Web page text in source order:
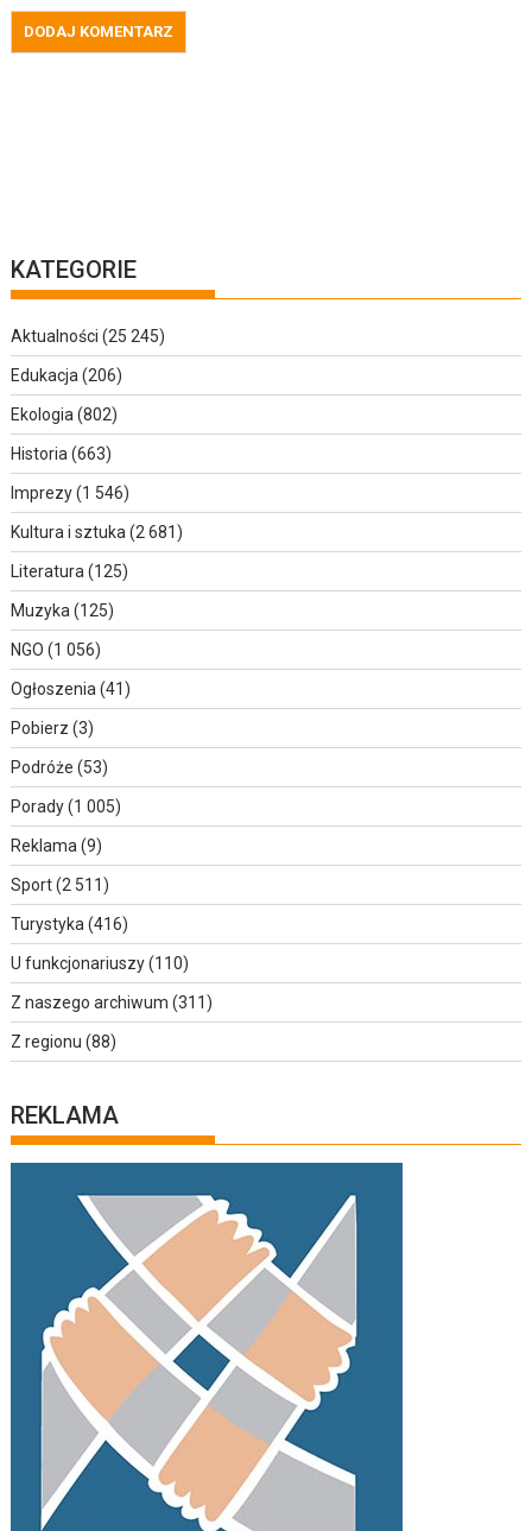
KATEGORIE
Aktualności (25 245)
Edukacja(206)
Ekologia(802)
Historia(663)
Imprezy(1 546)
Kultura i sztuka(2 681)
Literatura(125)
Muzyka(125)
NGO (1 056)
Ogłoszenia(41)
Pobierz (3)
Podróże (53)
Porady(1 005)
Reklama(9)
Sport(2 511)
Turystyka(416)
U funkcjonariuszy(110)
Z naszego archiwum (311)
Z regionu (88)
REKLAMA